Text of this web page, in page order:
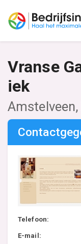
Vranse
iek
Telefoon:
E-mail: